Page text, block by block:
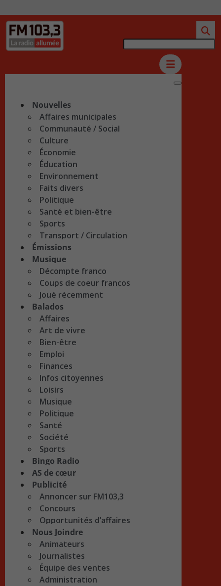
Nouvelles
Affaires municipales
Communauté / Social
Culture
Économie
Éducation
Environnement
Faits divers
Politique
Santé et bien-être
Sports
Transport / Circulation
Émissions
Musique
Décompte franco
Coups de coeur francos
Joué récemment
Balados
Affaires
Art de vivre
Bien-être
Emploi
Finances
Infos citoyennes
Loisirs
Musique
Politique
Santé
Société
Sports
Bingo Radio
AS de cœur
Publicité
Annoncer sur FM103,3
Concours
Opportunités d’affaires
Nous Joindre
Animateurs
Journalistes
Équipe des ventes
Administration